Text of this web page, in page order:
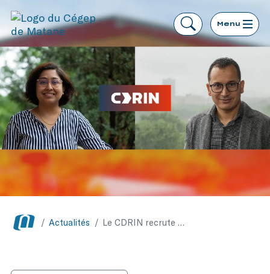
Menu
/ Actualités / Le CDRIN recrute deux experts tournés vers l’intelligence numérique